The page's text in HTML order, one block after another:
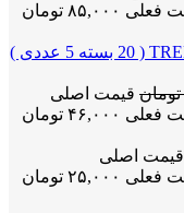
قیمت فعلی ۸۵,۰۰۰ تومان
تومان قیمت اصلی
قیمت فعلی ۴۶,۰۰۰ تومان
قیمت اصلی
قیمت فعلی ۲۵,۰۰۰ تومان